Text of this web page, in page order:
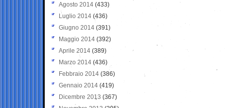
Agosto 2014 (433)
Luglio 2014 (436)
Giugno 2014 (391)
Maggio 2014 (392)
Aprile 2014 (389)
Marzo 2014 (436)
Febbraio 2014 (386)
Gennaio 2014 (419)
Dicembre 2013 (367)